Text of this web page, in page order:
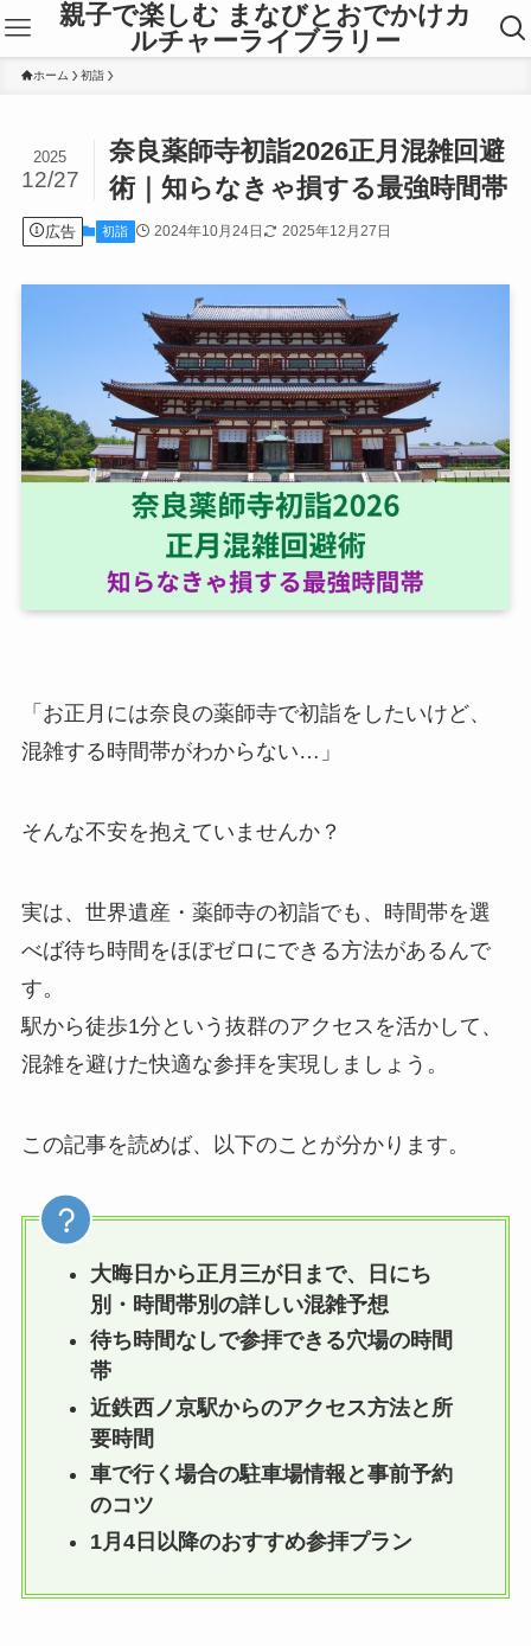
親子で楽しむ まなびとおでかけカ
ルチャーライブラリー
ホーム 初詣
奈良薬師寺初詣2026正月混雑回避
術｜知らなきゃ損する最強時間帯
2025
12/27
広告 初詣 2024年10月24日 2025年12月27日
「お正月には奈良の薬師寺で初詣をしたいけど、
混雑する時間帯がわからない…」
そんな不安を抱えていませんか？
実は、世界遺産・薬師寺の初詣でも、時間帯を選
べば待ち時間をほぼゼロにできる方法があるんで
す。
駅から徒歩1分という抜群のアクセスを活かして、
混雑を避けた快適な参拝を実現しましょう。
この記事を読めば、以下のことが分かります。
大晦日から正月三が日まで、日にち
別・時間帯別の詳しい混雑予想
待ち時間なしで参拝できる穴場の時間
帯
近鉄西ノ京駅からのアクセス方法と所
要時間
車で行く場合の駐車場情報と事前予約
のコツ
1月4日以降のおすすめ参拝プラン